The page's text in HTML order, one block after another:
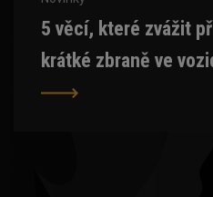
5 věcí, které zvážit
krátké zbraně ve